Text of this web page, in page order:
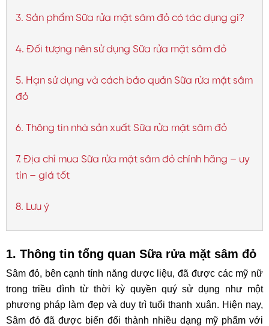
3. Sản phẩm Sữa rửa mặt sâm đỏ có tác dụng gì?
4. Đối tượng nên sử dụng Sữa rửa mặt sâm đỏ
5. Hạn sử dụng và cách bảo quản Sữa rửa mặt sâm
đỏ
6. Thông tin nhà sản xuất Sữa rửa mặt sâm đỏ
7. Địa chỉ mua Sữa rửa mặt sâm đỏ chính hãng – uy
tín – giá tốt
8. Lưu ý
1. Thông tin tổng quan Sữa rửa mặt sâm đỏ
Sâm đỏ, bên cạnh tính năng dược liệu, đã được các mỹ nữ
trong triều đình từ thời kỳ quyền quý sử dụng như một
phương pháp làm đẹp và duy trì tuổi thanh xuân. Hiện nay,
Sâm đỏ đã được biến đổi thành nhiều dạng mỹ phẩm với